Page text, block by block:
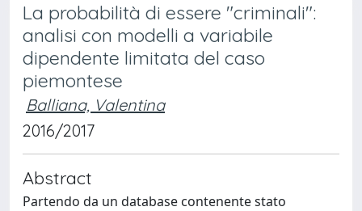
La probabilità di essere "criminali":
analisi con modelli a variabile
dipendente limitata del caso
piemontese
Balliana, Valentina
2016/2017
Abstract
Partendo da un database contenente stato